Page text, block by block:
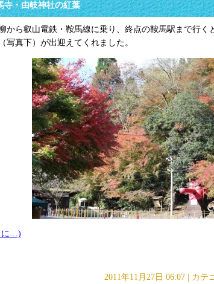
寺・由岐神社の紅葉
から叡山電鉄・鞍馬線に乗り、終点の鞍馬駅まで行く
写真下）が出迎えてくれました。
に…)
2011年11月27日 06:07 | カテ